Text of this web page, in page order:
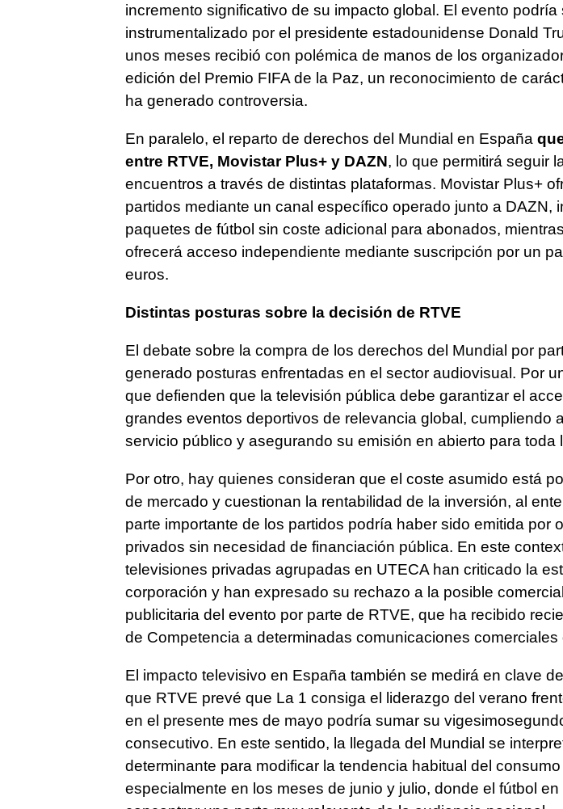
incremento significativo de su impacto global. El evento podría
instrumentalizado por el presidente estadounidense Donald
unos meses recibió con polémica de manos de los
edición del Premio FIFA de la Paz, un reconocimiento de
ha generado controversia.
En paralelo, el reparto de derechos del Mundial en España
entre RTVE, Movistar Plus+ y DAZN, lo que permitirá seguir
encuentros a través de distintas plataformas. Movistar Plus+
partidos mediante un canal específico operado junto a DAZN,
paquetes de fútbol sin coste adicional para abonados,
ofrecerá acceso independiente mediante suscripción por un
euros.
Distintas posturas sobre la decisión de RTVE
El debate sobre la compra de los derechos del Mundial por
generado posturas enfrentadas en el sector audiovisual. Por
que defienden que la televisión pública debe garantizar el
grandes eventos deportivos de relevancia global, cumpliendo
servicio público y asegurando su emisión en abierto para toda
Por otro, hay quienes consideran que el coste asumido está
de mercado y cuestionan la rentabilidad de la inversión, al
parte importante de los partidos podría haber sido emitida por
privados sin necesidad de financiación pública. En este
televisiones privadas agrupadas en UTECA han criticado la
corporación y han expresado su rechazo a la posible
publicitaria del evento por parte de RTVE, que ha recibido
de Competencia a determinadas comunicaciones comerciales
El impacto televisivo en España también se medirá en clave
que RTVE prevé que La 1 consiga el liderazgo del verano
en el presente mes de mayo podría sumar su
consecutivo. En este sentido, la llegada del Mundial se
determinante para modificar la tendencia habitual del
especialmente en los meses de junio y julio, donde el fútbol